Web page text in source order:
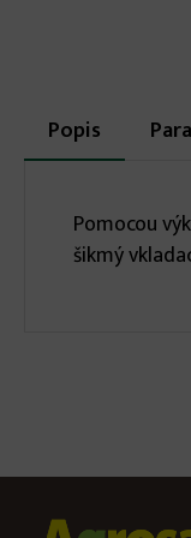
More
infos
Popis (aktívna
karta)
Pomocou
šikmý